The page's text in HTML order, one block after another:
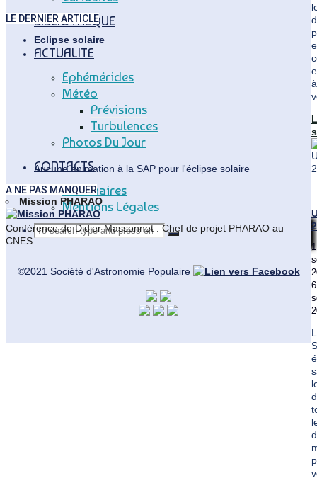
BIBLIOTHEQUE
ACTUALITE
Ephémérides
Météo
Prévisions
Turbulences
Photos Du Jour
CONTACTS
Partenaires
Mentions Légales
Search
Search
Search
à
1
6
LE DERNIER ARTICLE
Eclipse solaire
Aucune animation à la SAP pour l'éclipse solaire
A NE PAS MANQUER
Mission PHARAO
Conférence de Didier Massonnet : Chef de projet PHARAO au
CNES
©2021 Société d'Astronomie Populaire